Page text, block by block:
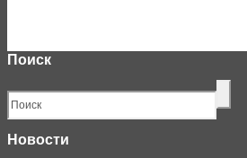
Поиск
Новости